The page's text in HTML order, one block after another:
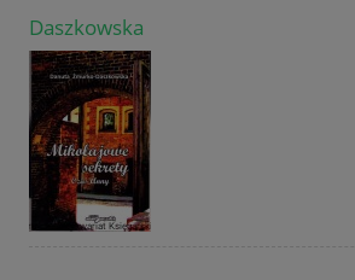
Daszkowska